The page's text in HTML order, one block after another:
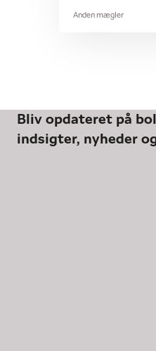
Anden mægler
Bliv opdateret på
indsigter, nyheder